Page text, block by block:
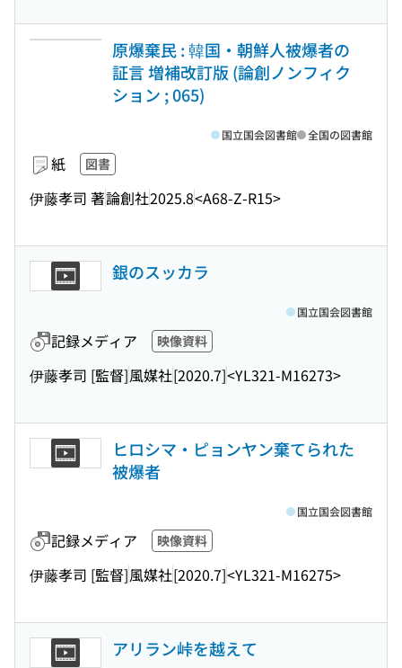
原爆棄民 : 韓国・朝鮮人被爆者の
証言 増補改訂版 (論創ノンフィク
ション ; 065)
紙 図書
伊藤孝司 著論創社2025.8<A68-Z-R15>
国立国会図書館 全国の図書館
銀のスッカラ
記録メディア 映像資料
伊藤孝司 [監督]風媒社[2020.7]<YL321-M16273>
国立国会図書館
ヒロシマ・ピョンヤン棄てられた
被爆者
記録メディア 映像資料
伊藤孝司 [監督]風媒社[2020.7]<YL321-M16275>
国立国会図書館
アリラン峠を越えて